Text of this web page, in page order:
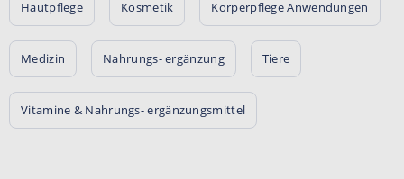
Hautpflege Kosmetik Körperpflege Anwendungen
Medizin Nahrungs- ergänzung Tiere
Vitamine & Nahrungs- ergänzungsmittel